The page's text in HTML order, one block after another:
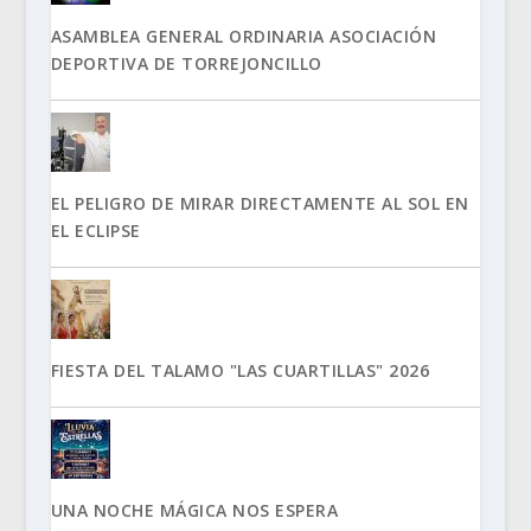
ASAMBLEA GENERAL ORDINARIA ASOCIACIÓN
DEPORTIVA DE TORREJONCILLO
EL PELIGRO DE MIRAR DIRECTAMENTE AL SOL EN
EL ECLIPSE
FIESTA DEL TALAMO "LAS CUARTILLAS" 2026
UNA NOCHE MÁGICA NOS ESPERA